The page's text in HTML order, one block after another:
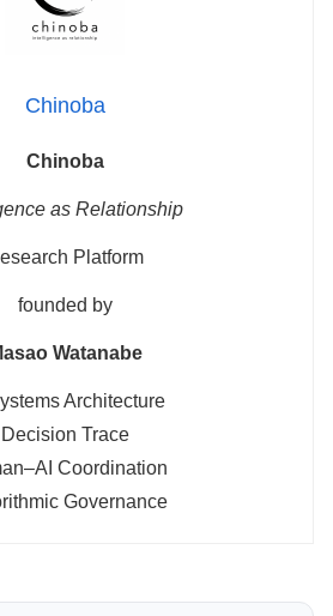
Chinoba
Chinoba
as Relationship
Platform
founded by
Watanabe
Architecture
Decision Trace
Coordination
Governance